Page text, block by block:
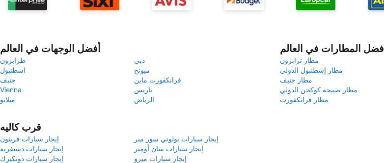
أفضل الوجهات في العالم
طرابزون
دبي
اسطنبول
ميونخ
جنيف
فرانكفورت ماين
Vienna
باريس
ميلانو
الرياض
أفضل المطارات في العالم
مطار ترابزون
مطار إسطنبول الدولي
مطار جنيف
مطار صبيحة كوكجن الدولي
مطار فرانكفورت
قرب كاليه
إيجار سيارات فريثون
إيجار سيارات بولوني سور مير
إيجار سيارات ديسفريه
إيجار سيارات سان أومير
إيجار سيارات دونكيرك
إيجار سيارات ميرو